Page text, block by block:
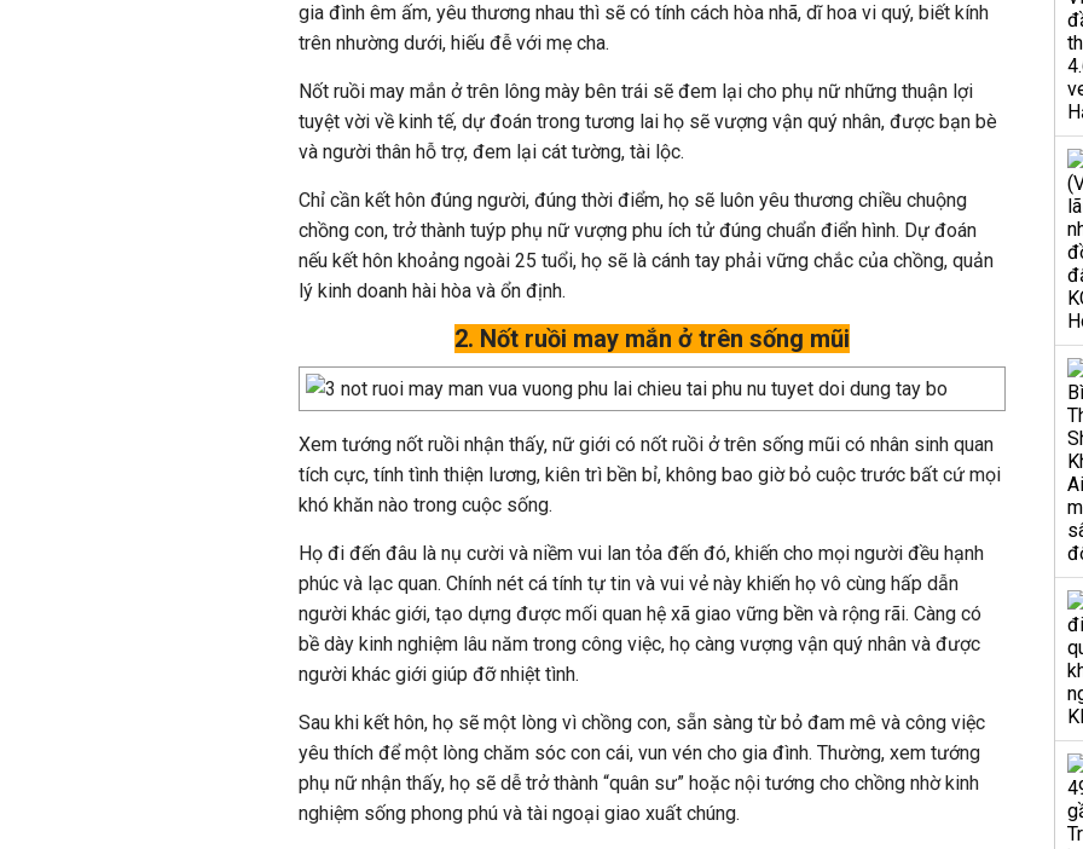
gia đình êm ấm, yêu thương nhau thì sẽ có tính cách hòa nhã, dĩ hoa vi quý, biết kính
trên nhường dưới, hiếu đễ với mẹ cha.
Nốt ruồi may mắn ở trên lông mày bên trái sẽ đem lại cho phụ nữ những thuận lợi
tuyệt vời về kinh tế, dự đoán trong tương lai họ sẽ vượng vận quý nhân, được bạn bè
và người thân hỗ trợ, đem lại cát tường, tài lộc.
Chỉ cần kết hôn đúng người, đúng thời điểm, họ sẽ luôn yêu thương chiều chuộng
chồng con, trở thành tuýp phụ nữ vượng phu ích tử đúng chuẩn điển hình. Dự đoán
nếu kết hôn khoảng ngoài 25 tuổi, họ sẽ là cánh tay phải vững chắc của chồng, quản
lý kinh doanh hài hòa và ổn định.
2. Nốt ruồi may mắn ở trên sống mũi
Xem tướng nốt ruồi nhận thấy, nữ giới có nốt ruồi ở trên sống mũi có nhân sinh quan
tích cực, tính tình thiện lương, kiên trì bền bỉ, không bao giờ bỏ cuộc trước bất cứ mọi
khó khăn nào trong cuộc sống.
Họ đi đến đâu là nụ cười và niềm vui lan tỏa đến đó, khiến cho mọi người đều hạnh
phúc và lạc quan. Chính nét cá tính tự tin và vui vẻ này khiến họ vô cùng hấp dẫn
người khác giới, tạo dựng được mối quan hệ xã giao vững bền và rộng rãi. Càng có
bề dày kinh nghiệm lâu năm trong công việc, họ càng vượng vận quý nhân và được
người khác giới giúp đỡ nhiệt tình.
Sau khi kết hôn, họ sẽ một lòng vì chồng con, sẵn sàng từ bỏ đam mê và công việc
yêu thích để một lòng chăm sóc con cái, vun vén cho gia đình. Thường, xem tướng
phụ nữ nhận thấy, họ sẽ dễ trở thành “quân sư” hoặc nội tướng cho chồng nhờ kinh
nghiệm sống phong phú và tài ngoại giao xuất chúng.